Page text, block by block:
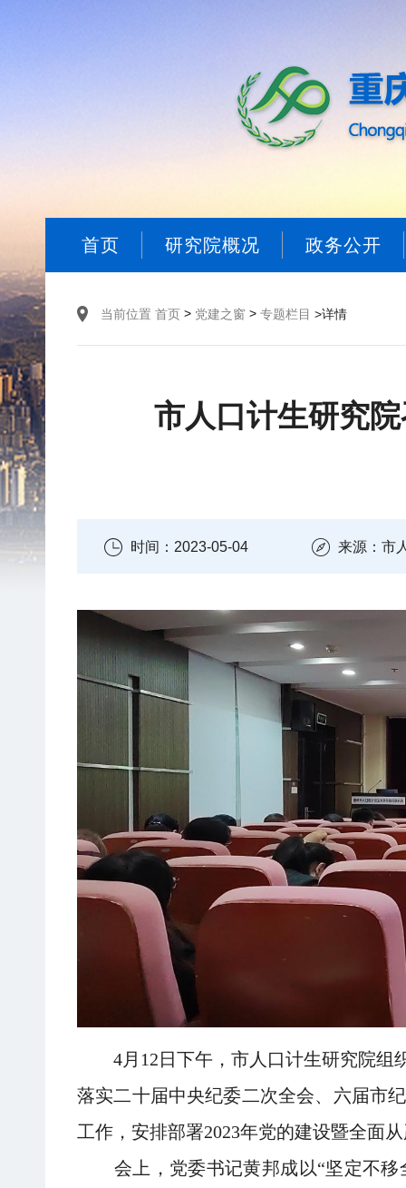
首页 研究院概况 政务公开
当前位置 首页 > 党建之窗 > 专题栏目 >详情
市人口计生研究
时间：2023-05-04 来源：市
4月12日下午，市人口计生研究院组
落实二十届中央纪委二次全会、六届市
工作，安排部署2023年党的建设暨全面
会上，党委书记黄邦成以“坚定不移